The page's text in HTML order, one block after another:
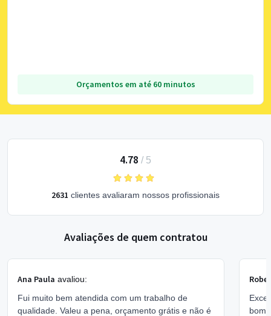
Orçamentos em até 60 minutos
4.78 / 5
2631 clientes avaliaram nossos profissionais
Avaliações de quem contratou
Ana Paula avaliou:
Fui muito bem atendida com um trabalho de
qualidade. Valeu a pena, orçamento grátis e não é
bom